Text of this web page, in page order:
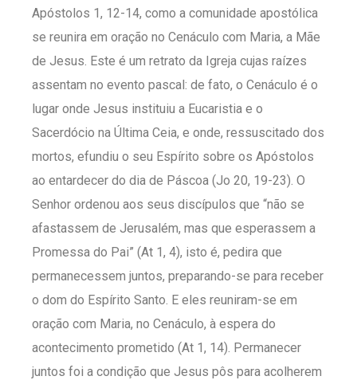
Apóstolos 1, 12-14, como a comunidade apostólica
se reunira em oração no Cenáculo com Maria, a Mãe
de Jesus. Este é um retrato da Igreja cujas raízes
assentam no evento pascal: de fato, o Cenáculo é o
lugar onde Jesus instituiu a Eucaristia e o
Sacerdócio na Última Ceia, e onde, ressuscitado dos
mortos, efundiu o seu Espírito sobre os Apóstolos
ao entardecer do dia de Páscoa (Jo 20, 19-23). O
Senhor ordenou aos seus discípulos que “não se
afastassem de Jerusalém, mas que esperassem a
Promessa do Pai” (At 1, 4), isto é, pedira que
permanecessem juntos, preparando-se para receber
o dom do Espírito Santo. E eles reuniram-se em
oração com Maria, no Cenáculo, à espera do
acontecimento prometido (At 1, 14). Permanecer
juntos foi a condição que Jesus pôs para acolherem